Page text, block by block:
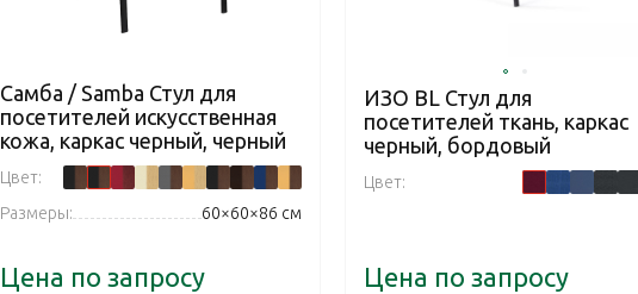
Самба / Samba Стул для
посетителей искусственная
кожа, каркас черный, черный
Цвет:
Размеры:
60×60×86 см
Цена по запросу
ИЗО BL Стул для
посетителей ткань, каркас
черный, бордовый
Цвет:
Цена по запросу